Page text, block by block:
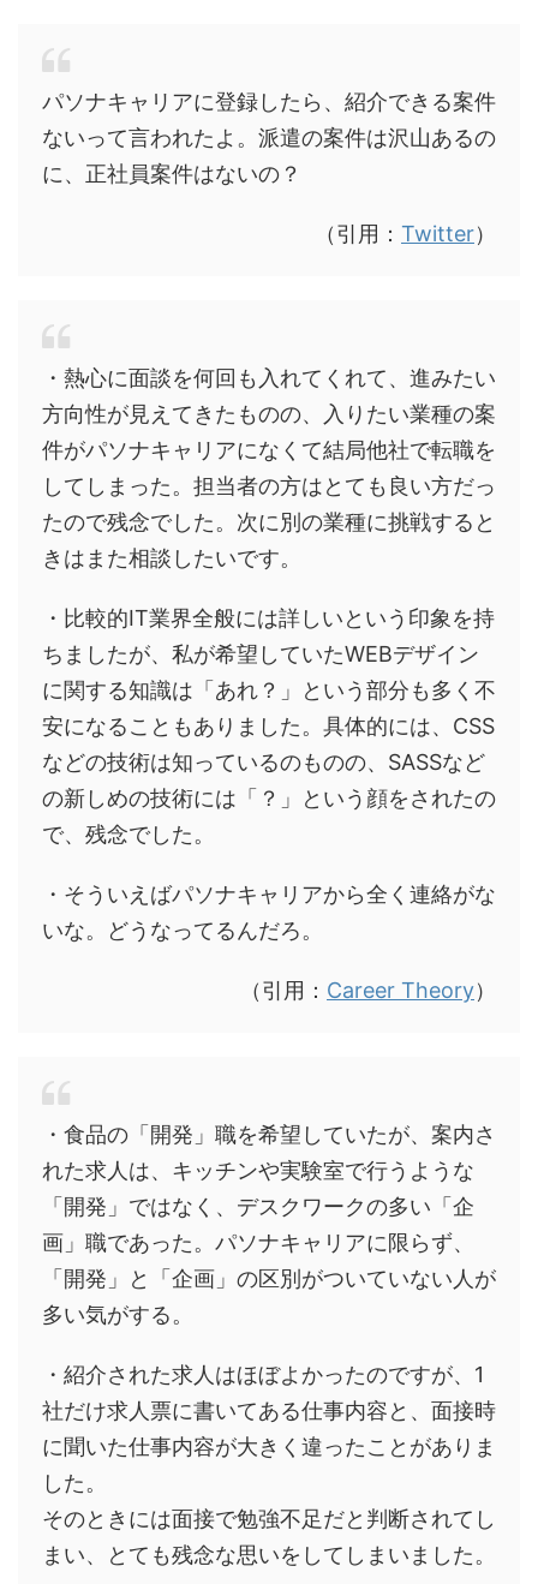
パソナキャリアに登録したら、紹介できる案件
ないって言われたよ。派遣の案件は沢山あるの
に、正社員案件はないの？
（引用： Twitter）
・熱心に面談を何回も入れてくれて、進みたい
方向性が見えてきたものの、入りたい業種の案
件がパソナキャリアになくて結局他社で転職を
してしまった。担当者の方はとても良い方だっ
たので残念でした。次に別の業種に挑戦すると
きはまた相談したいです。
・比較的IT業界全般には詳しいという印象を持
ちましたが、私が希望していたWEBデザイン
に関する知識は「あれ？」という部分も多く不
安になることもありました。具体的には、CSS
などの技術は知っているのものの、SASSなど
の新しめの技術には「？」という顔をされたの
で、残念でした。
・そういえばパソナキャリアから全く連絡がな
いな。どうなってるんだろ。
（引用： Career Theory）
・食品の「開発」職を希望していたが、案内さ
れた求人は、キッチンや実験室で行うような
「開発」ではなく、デスクワークの多い「企
画」職であった。パソナキャリアに限らず、
「開発」と「企画」の区別がついていない人が
多い気がする。
・紹介された求人はほぼよかったのですが、1
社だけ求人票に書いてある仕事内容と、面接時
に聞いた仕事内容が大きく違ったことがありま
した。
そのときには面接で勉強不足だと判断されてし
まい、とても残念な思いをしてしまいました。